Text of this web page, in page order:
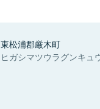
東松浦郡厳木町
ヒガシマツウラグンキュ